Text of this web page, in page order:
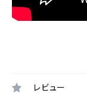
レビュー